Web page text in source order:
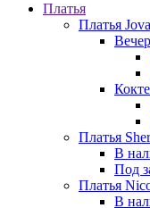
Платья
Платья
Платья
В
Под
Платья
В